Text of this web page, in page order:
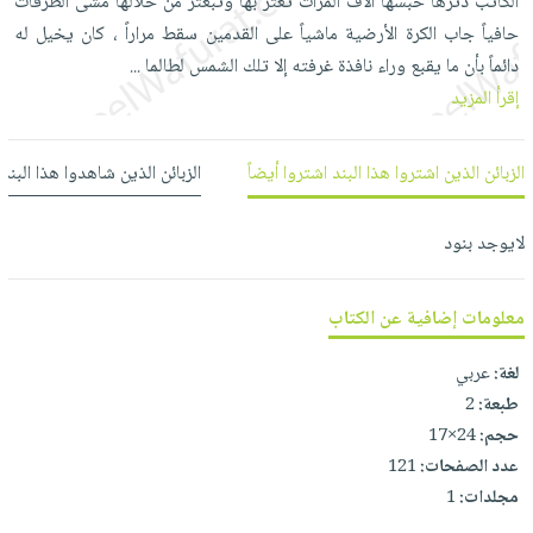
العناية
بالأسنان
الحمية
والتغذية
أدوات
المائدة
الأوعية
والتخزين
أدوات
المطبخ
الأكثر
مبيعاً
العودة
للمدارس
كتب
منزلية
ملابس
مطرزات
حقائب
حلي
عناية
بالذات
شحن
مجاني
بنود
اشتراكات
كل
صندوق
القراءة
iKitab
حدود
بحث
نيل
وفرات
عن
الشركة
سياسة
حسابك
لائحة
الأمنيات
حافياً جاب الكرة الأرضية ماشياً على القدمين سقط مراراً ، كان يخيل له
دائماً بأن ما يقبع وراء نافذة غرفته إلا تلك الشمس لطالما...
إقرأ المزيد
الزبائن الذين اشتروا هذا البند اشتروا أيضاً الزبائن الذين شاهدوا هذا
لايوجد بنود
معلومات إضافية عن الكتاب
لغة:عربي
طبعة:2
حجم:24×17
عدد الصفحات:121
مجلدات:1